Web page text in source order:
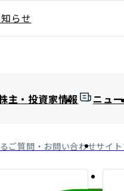
らせ
主・投資家情報 ニュ
ご質問・お問い合わせサイ